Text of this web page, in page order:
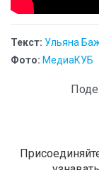
Текст: Ульяна
Фото: МедиаКУБ